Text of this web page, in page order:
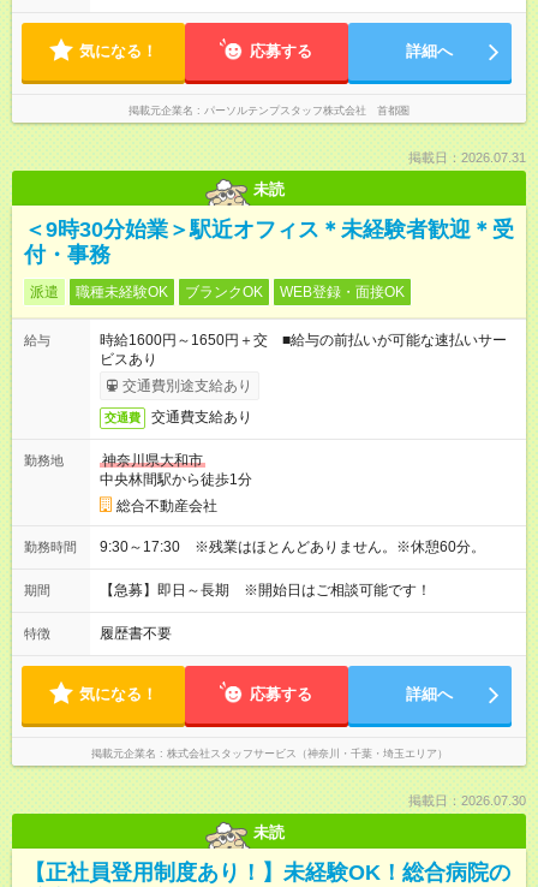
気になる！ 応募する 詳細へ
掲載元企業名 パーソルテンプスタッフ株式会社 首都圏
掲載日：2026.07.31
未読
＜9時30分始業＞駅近オフィス＊未経験者歓迎＊受
付・事務
派遣 職種未経験OK ブランクOK WEB登録・面接OK
給与
時給1600円～1650円＋交 ■給与の前払いが可能な速払いサー
ビスあり
交通費別途支給あり
交通費 交通費支給あり
勤務地
神奈川県大和市
中央林間駅から徒歩1分
総合不動産会社
勤務時間 9:30～17:30 ※残業はほとんどありません。※休憩60分。
期間 【急募】即日～長期 ※開始日はご相談可能です！
特徴 履歴書不要
気になる！ 応募する 詳細へ
掲載元企業名 株式会社スタッフサービス（神奈川・千葉・埼玉エリア）
掲載日：2026.07.30
未読
【正社員登用制度あり！】未経験OK！総合病院の